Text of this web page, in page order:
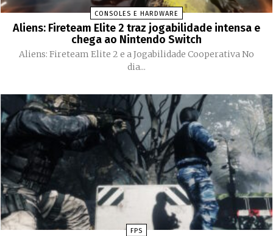
CONSOLES E HARDWARE
Aliens: Fireteam Elite 2 traz jogabilidade intensa e
chega ao Nintendo Switch
Aliens: Fireteam Elite 2 e a Jogabilidade Cooperativa No
dia...
FPS